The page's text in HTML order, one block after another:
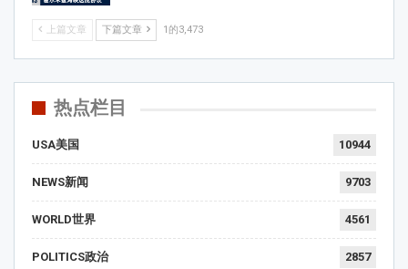
上篇文章 下篇文章 1的3,473
热点栏目
USA美国 10944
NEWS新闻 9703
WORLD世界 4561
POLITICS政治 2857